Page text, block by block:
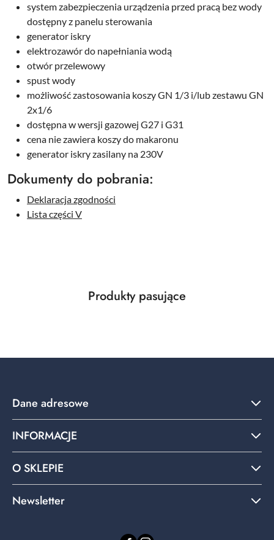
system zabezpieczenia urządzenia przed pracą bez wody
dostępny z panelu sterowania
generator iskry
elektrozawór do napełniania wodą
otwór przelewowy
spust wody
możliwość zastosowania koszy GN 1/3 i/lub zestawu GN
2x1/6
dostępna w wersji gazowej G27 i G31
cena nie zawiera koszy do makaronu
generator iskry zasilany na 230V
Dokumenty do pobrania:
Deklaracja zgodności
Lista części V
Pomiń karuzelę produktów
Produkty
Produkty pasujące
Dane adresowe
INFORMACJE
O SKLEPIE
Newsletter